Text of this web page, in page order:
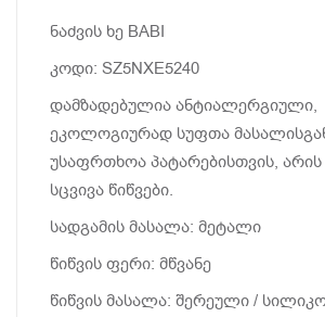
ნაძვის ხე BABI
კოდი: SZ5NXE5240
დამზადებულია ანტიალერგიული,
ეკოლოგიურად სუფთა
უსაფრთხოა პატარებისთვის,
სცვივა წიწვები.
სადგამის მასალა: მეტალი
წიწვის ფერი: მწვანე
წიწვის მასალა: შერეული /